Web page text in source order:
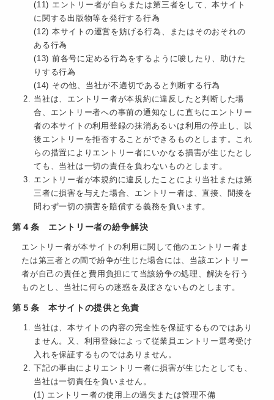
(11) エントリー者が自らまたは第三者をして、本サイト
に関する出版物等を発行する行為
(12) 本サイトの運営を妨げる行為、またはそのおそれの
ある行為
(13) 前各号に定める行為をするように唆したり、助けた
りする行為
(14) その他、当社が不適切であると判断する行為
当社は、エントリー者が本規約に違反したと判断した場
合、エントリー者への事前の通知なしに直ちにエントリー
者の本サイトの利用登録の抹消あるいは利用の停止し、以
後エントリーを拒否することができるものとします。これ
らの措置によりエントリー者にいかなる損害が生じたとし
ても、当社は一切の責任を負わないものとします。
エントリー者が本規約に違反したことにより当社または第
三者に損害を与えた場合、エントリー者は、直接、間接を
問わず一切の損害を賠償する義務を負います。
第４条 エントリー者の紛争解決
エントリー者が本サイトの利用に関して他のエントリー者ま
たは第三者との間で紛争が生じた場合には、当該エントリー
者が自己の責任と費用負担にて当該紛争の処理、解決を行う
ものとし、当社に何らの迷惑を及ぼさないものとします。
第５条 本サイトの提供と免責
当社は、本サイトの内容の完全性を保証するものではあり
ません。又、利用登録によって従業員エントリー選考受け
入れを保証するものではありません。
下記の事由によりエントリー者に損害が生じたとしても、
当社は一切責任を負いません。
(1) エントリー者の使用上の過失または管理不備